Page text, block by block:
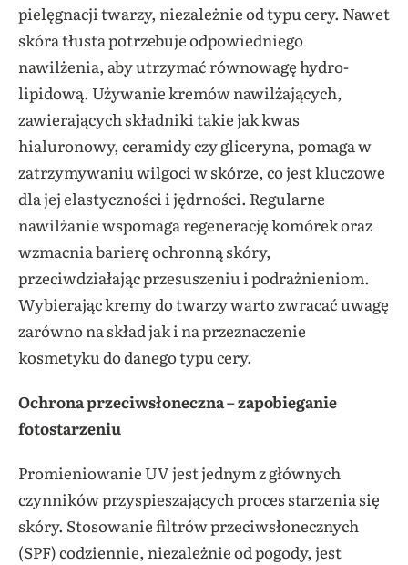
pielęgnacji twarzy, niezależnie od typu cery. Nawet
skóra tłusta potrzebuje odpowiedniego
nawilżenia, aby utrzymać równowagę hydro-
lipidową. Używanie kremów nawilżających,
zawierających składniki takie jak kwas
hialuronowy, ceramidy czy gliceryna, pomaga w
zatrzymywaniu wilgoci w skórze, co jest kluczowe
dla jej elastyczności i jędrności. Regularne
nawilżanie wspomaga regenerację komórek oraz
wzmacnia barierę ochronną skóry,
przeciwdziałając przesuszeniu i podrażnieniom.
Wybierając kremy do twarzy warto zwracać uwagę
zarówno na skład jak i na przeznaczenie
kosmetyku do danego typu cery.
Ochrona przeciwsłoneczna – zapobieganie
fotostarzeniu
Promieniowanie UV jest jednym z głównych
czynników przyspieszających proces starzenia się
skóry. Stosowanie filtrów przeciwsłonecznych
(SPF) codziennie, niezależnie od pogody, jest